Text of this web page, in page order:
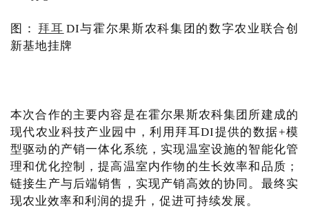
图： 拜耳 DI与霍尔果斯农科集团的数字农业联合创
新基地挂牌
本次合作的主要内容是在霍尔果斯农科集团所建成的
现代农业科技产业园中，利用拜耳DI提供的数据+模
型驱动的产销一体化系统，实现温室设施的智能化管
理和优化控制，提高温室内作物的生长效率和品质；
链接生产与后端销售，实现产销高效的协同。最终实
现农业效率和利润的提升，促进可持续发展。